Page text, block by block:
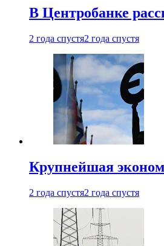
В Центробанке
2 года спустя2 года спустя
Крупнейшая
2 года спустя2 года спустя